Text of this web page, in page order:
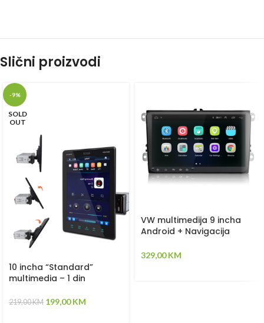
Slični proizvodi
-9%
SOLD
OUT
10 incha “Standard”
multimedia – 1 din
219,00KM 199,00KM
VW multimedija 9 incha
Android + Navigacija
329,00KM